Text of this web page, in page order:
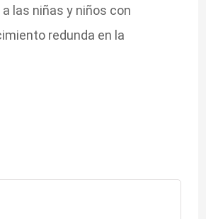
las niñas y niños con
redunda en la